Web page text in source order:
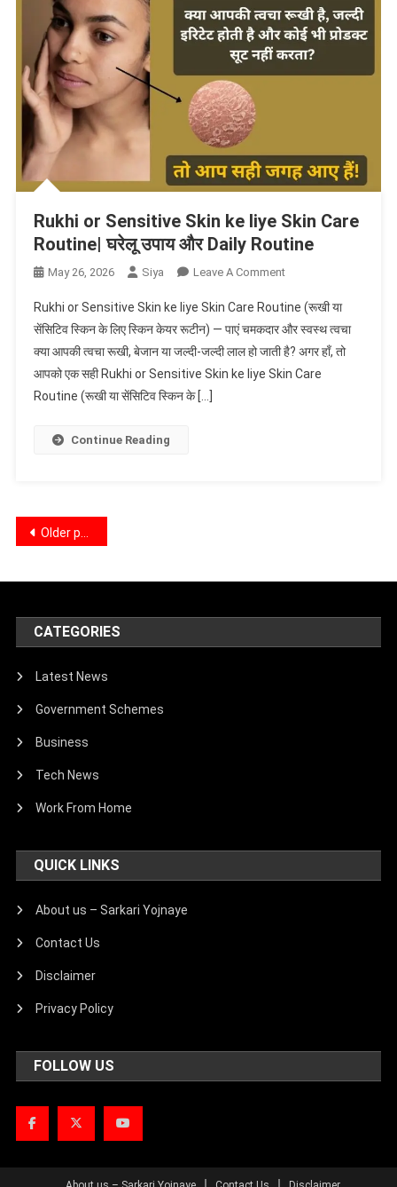
Rukhi or Sensitive Skin ke liye Skin Care
Routine| घरेलू उपाय और Daily Routine
May 26, 2026 Siya Leave A CommentOn
Or
Sensitive
Skin
Ke
Rukhi or Sensitive Skin ke liye Skin Care Routine (रूखी या
सेंसिटिव स्किन के लिए स्किन केयर रूटीन) — पाएं चमकदार और स्वस्थ त्वचा
क्या आपकी त्वचा रूखी, बेजान या जल्दी-जल्दी लाल हो जाती है? अगर हाँ, तो
आपको एक सही Rukhi or Sensitive Skin ke liye Skin Care
Routine (रूखी या सेंसिटिव स्किन के […]
Continue Reading
Posts
Older posts
CATEGORIES
Latest News
Government Schemes
Business
Tech News
Work From Home
QUICK LINKS
About us – Sarkari Yojnaye
Contact Us
Disclaimer
Privacy Policy
FOLLOW US